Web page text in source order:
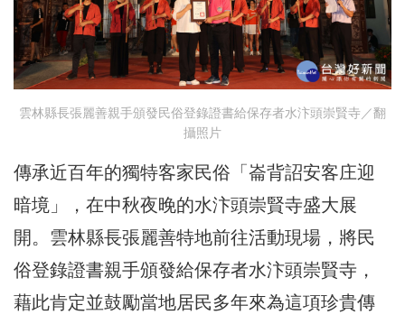
雲林縣長張麗善親手頒發民俗登錄證書給保存者水汴頭崇賢寺／翻
攝照片
傳承近百年的獨特客家民俗「崙背詔安客庄迎
暗境」，在中秋夜晚的水汴頭崇賢寺盛大展
開。雲林縣長張麗善特地前往活動現場，將民
俗登錄證書親手頒發給保存者水汴頭崇賢寺，
藉此肯定並鼓勵當地居民多年來為這項珍貴傳